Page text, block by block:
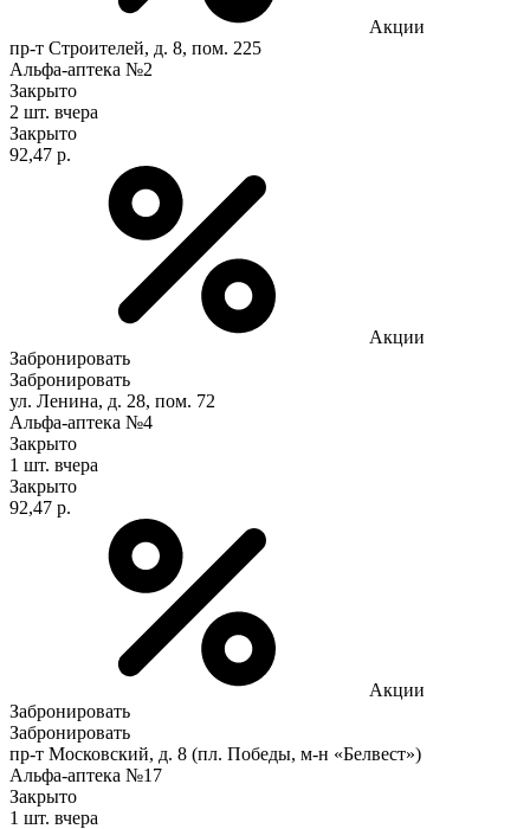
Акции
пр-т Строителей, д. 8, пом. 225
Альфа-аптека №2
Закрыто
2 шт. вчера
Закрыто
92,47 р.
Акции
Забронировать
Забронировать
ул. Ленина, д. 28, пом. 72
Альфа-аптека №4
Закрыто
1 шт. вчера
Закрыто
92,47 р.
Акции
Забронировать
Забронировать
пр-т Московский, д. 8 (пл. Победы, м-н «Белвест»)
Альфа-аптека №17
Закрыто
1 шт. вчера